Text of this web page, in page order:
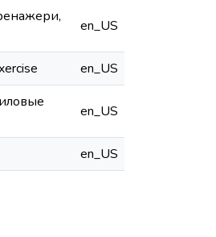
en_US
en_US
en_US
en_US